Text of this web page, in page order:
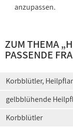
anzupassen.
ZUM THEMA „
PASSENDE
Korbblütler,
gelbblühende
Korbblütler